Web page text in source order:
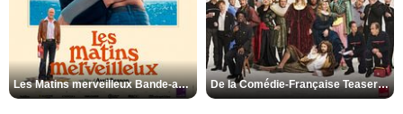
Les Matins merveilleux Bande-annonce VF De la Comédie-Française Teaser VF